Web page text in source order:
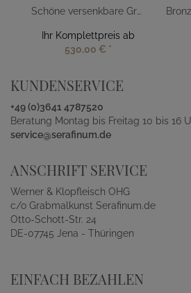
Schöne versenkbare Grabvase
Ihr Komplettpreis ab
530,00 € *
KUNDENSERVICE
+49 (0)3641 4787520
Beratung Montag bis Freitag 10 bis 16
service@serafinum.de
ANSCHRIFT SERVICE
Werner & Klopfleisch OHG
c/o Grabmalkunst Serafinum.de
Otto-Schott-Str. 24
DE-07745 Jena - Thüringen
EINFACH BEZAHLEN